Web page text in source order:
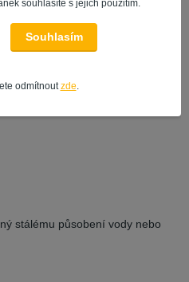
zejména maminky s dětmi
stálému působení vody nebo
souhlasíte s jejich použitím.
Souhlasím
odmítnout zde